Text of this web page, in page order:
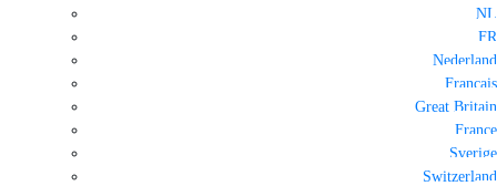
NL
FR
Nederland
Français
Great Britain
France
Sverige
Switzerland